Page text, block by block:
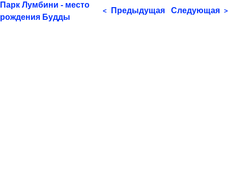
Парк Лумбини - место
рождения Будды
< Предыдущая Следующая >